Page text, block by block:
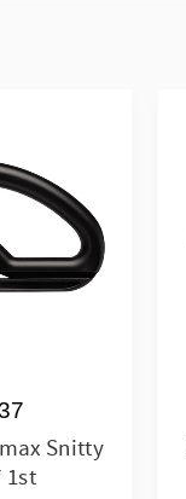
Snitty
1st